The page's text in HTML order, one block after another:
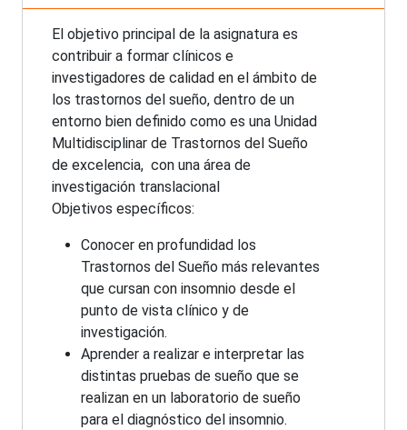
El objetivo principal de la asignatura es
contribuir a formar clínicos e
investigadores de calidad en el ámbito de
los trastornos del sueño, dentro de un
entorno bien definido como es una Unidad
Multidisciplinar de Trastornos del Sueño
de excelencia, con una área de
investigación translacional
Objetivos específicos:
Conocer en profundidad los
Trastornos del Sueño más relevantes
que cursan con insomnio desde el
punto de vista clínico y de
investigación.
Aprender a realizar e interpretar las
distintas pruebas de sueño que se
realizan en un laboratorio de sueño
para el diagnóstico del insomnio.